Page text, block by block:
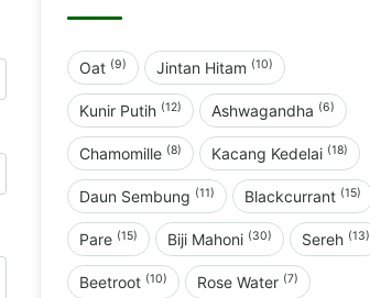
Oat (9) Jintan Hitam (10)
Kunir Putih (12) Ashwagandha (6)
Chamomille (8) Kacang Kedelai (18)
Daun Sembung (11) Blackcurrant (15)
Pare (15) Biji Mahoni (30) Sereh (13)
Beetroot (10) Rose Water (7)